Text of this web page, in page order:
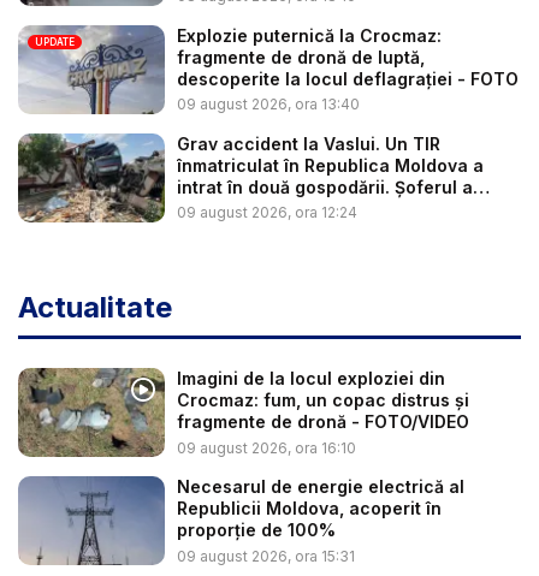
UPDATE
Explozie puternică la Crocmaz:
fragmente de dronă de luptă,
descoperite la locul deflagrației - FOTO
09 august 2026, ora 13:40
Grav accident la Vaslui. Un TIR
înmatriculat în Republica Moldova a
intrat în două gospodării. Șoferul a
răm...
09 august 2026, ora 12:24
Actualitate
Imagini de la locul exploziei din
Crocmaz: fum, un copac distrus și
fragmente de dronă - FOTO/VIDEO
09 august 2026, ora 16:10
Necesarul de energie electrică al
Republicii Moldova, acoperit în
proporție de 100%
09 august 2026, ora 15:31